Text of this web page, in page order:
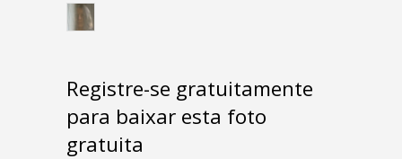
Registre-se gratuitamente
para baixar esta foto
gratuita